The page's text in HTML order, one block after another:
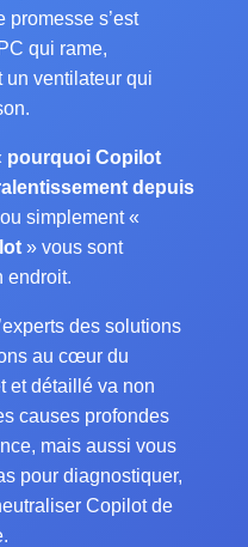
promesse s’est
qui rame,
un ventilateur qui
pourquoi Copilot
depuis
simplement «
» vous sont
endroit.
des solutions
au cœur du
et détaillé va non
causes profondes
mais aussi vous
pour diagnostiquer,
Copilot de